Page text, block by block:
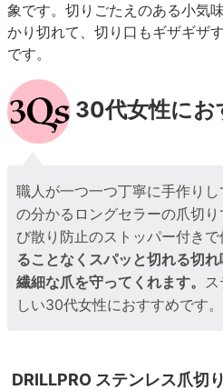
象です。切りごたえのある小気
かり切れて、切り口もギザギザ
です。
30代女性にお
職人が一つ一つ丁寧に手作り
の分かるロングセラーの爪切
び散り防止のストッパー付き
ることなくスパッと切れる切
繊細な爪を守ってくれます。
しい30代女性におすすめです。
DRILLPRO ステンレス爪切り